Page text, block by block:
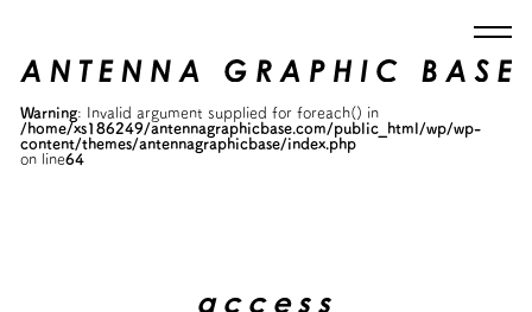
Warning: Invalid argument supplied for foreach() in
/home/xs186249/antennagraphicbase.com/public_html/wp/wp-
content/themes/antennagraphicbase/index.php
on line64
access